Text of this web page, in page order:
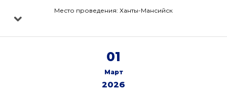
Место проведения: Ханты-Мансийск
01
Март
2026